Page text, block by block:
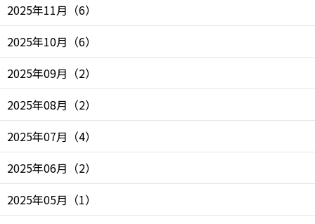
2025年11月 （6）
2025年10月 （6）
2025年09月 （2）
2025年08月 （2）
2025年07月 （4）
2025年06月 （2）
2025年05月 （1）